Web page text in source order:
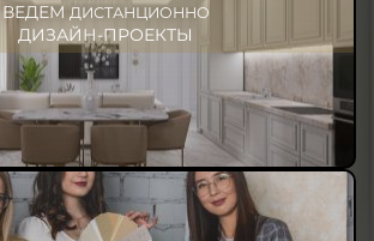
ВЕДЕМ ДИСТАНЦИОННО
ДИЗАЙН-ПРОЕКТЫ